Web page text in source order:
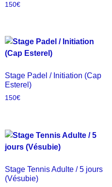
150€
Stage Padel / Initiation (Cap
Esterel)
150€
Stage Tennis Adulte / 5 jours
(Vésubie)